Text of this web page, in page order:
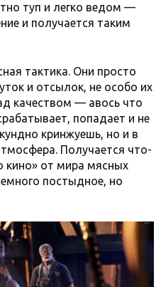
туп и легко ведом —
и получается таким
тактика. Они просто
и отсылок, не особо их
качеством — авось что
попадает и не
кринжуешь, но и в
Получается что-
кино» от мира мясных
постыдное, но